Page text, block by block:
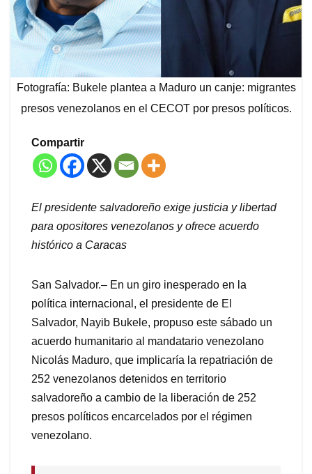
Fotografía: Bukele plantea a Maduro un canje: migrantes
presos venezolanos en el CECOT por presos políticos.
Compartir
El presidente salvadoreño exige justicia y libertad
para opositores venezolanos y ofrece acuerdo
histórico a Caracas
San Salvador.– En un giro inesperado en la
política internacional, el presidente de El
Salvador, Nayib Bukele, propuso este sábado un
acuerdo humanitario al mandatario venezolano
Nicolás Maduro, que implicaría la repatriación de
252 venezolanos detenidos en territorio
salvadoreño a cambio de la liberación de 252
presos políticos encarcelados por el régimen
venezolano.